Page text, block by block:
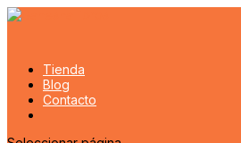
Tienda
Blog
Contacto